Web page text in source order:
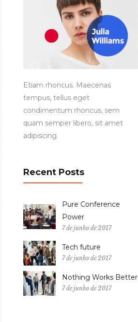
Etiam rhoncus. Maecenas
tempus, tellus eget
condimentum rhoncus, sem
quam semper libero, sit amet
adipiscing.
Recent Posts
Pure Conference
Power
7 de junho de 2017
Tech future
7 de junho de 2017
Nothing Works Better
7 de junho de 2017